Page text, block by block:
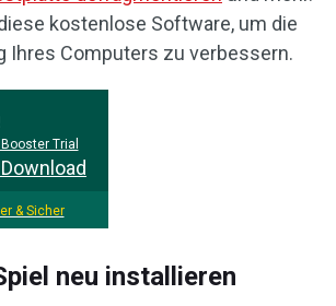
kostenlose Software, um die
Ihres Computers zu verbessern.
Trial
& Sicher
neu installieren